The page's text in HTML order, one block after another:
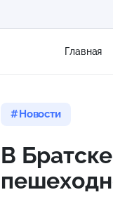
Главная
Новости
В